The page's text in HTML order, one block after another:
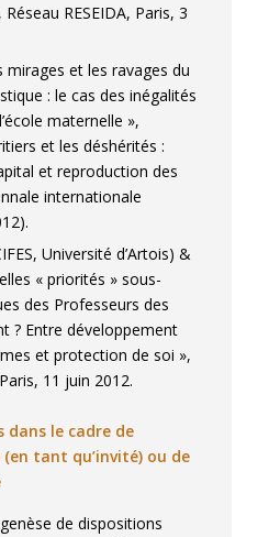
RESEIDA, Paris, 3
mirages et les ravages du
: le cas des inégalités
maternelle »,
et les déshérités :
et reproduction des
internationale
Université d’Artois) &
« priorités » sous-
des Professeurs des
? Entre développement
et protection de soi »,
11 juin 2012.
dans le cadre de
(en tant qu’invité) ou de
de dispositions